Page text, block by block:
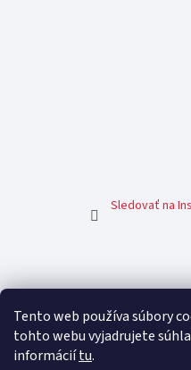
Tento web používa súbory
tohto webu vyjadrujete
informáciítu.
Sledovať na
Facebook